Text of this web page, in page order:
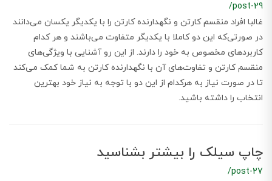
/post-29
غالبا افراد منقسم کارتن و نگهدارنده کارتن را با یکدیگر یکسان می‌دانند
در صورتی‌که این دو کاملا با یکدیگر متفاوت می‌باشند و هر کدام
کاربردهای مخصوص به خود را دارند. از این رو آشنایی با ویژگی‌های
منقسم کارتن و تفاوت‌های آن با نگهدارنده کارتن به شما کمک می‌کند
تا در صورت نیاز به هرکدام از این دو با توجه به نیاز خود بهترین
انتخاب را داشته باشید.
چاپ سیلک را بیشتر بشناسید
/post-27